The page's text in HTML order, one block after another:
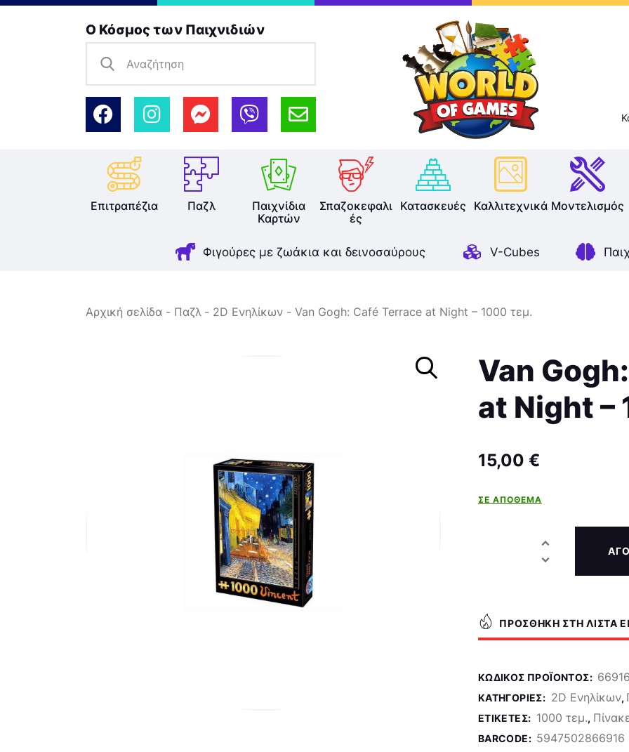
Ο Κόσμος των Παιχνιδιών
Επιτραπέζια Παζλ
Παιχνίδια
Καρτών
Σπαζοκεφαλι
ές
Κατασκευές Καλλιτεχνικά Μοντελισμός
Φιγούρες με ζωάκια και δεινοσαύρους V-Cubes
Επιτραπέζια
Παιχνίδια Καρτών
Σπαζοκεφαλιές
Κατασκευές
Καλλιτεχνικά
Μοντελισμός
Βιβλία
Αρχική σελίδα Παζλ 2D Ενηλίκων Van Gogh: Café Terrace at Night – 1000 τεμ.
Van
at Night –
15,00 €
ΣΕ ΑΠΌΘΕΜΑ
ΠΡΟΣΘΉΚΗ ΣΤΗ ΛΊΣΤΑ
ΚΩΔΙΚΌΣ ΠΡΟΪΌΝΤΟΣ:
ΚΑΤΗΓΟΡΊΕΣ: 2D Ενηλίκων,
ΕΤΙΚΈΤΕΣ: 1000 τεμ.,
BARCODE: 5947502866916